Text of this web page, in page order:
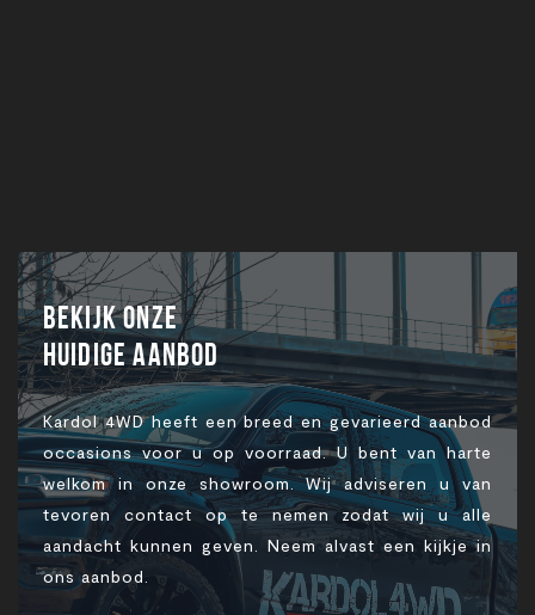
Bekijk onze
huidige aanbod
Kardol 4WD heeft een breed en gevarieerd aanbod
occasions voor u op voorraad. U bent van harte
welkom in onze showroom. Wij adviseren u van
tevoren contact op te nemen zodat wij u alle
aandacht kunnen geven. Neem alvast een kijkje in
ons aanbod.